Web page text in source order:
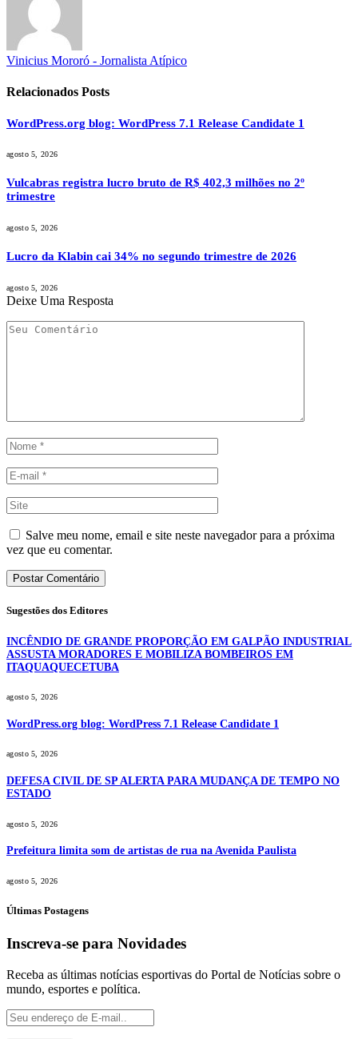
Vinicius Mororó - Jornalista Atípico
Relacionados Posts
WordPress.org blog: WordPress 7.1 Release Candidate 1
agosto 5, 2026
Vulcabras registra lucro bruto de R$ 402,3 milhões no 2º
trimestre
agosto 5, 2026
Lucro da Klabin cai 34% no segundo trimestre de 2026
agosto 5, 2026
Deixe Uma Resposta
Salve meu nome, email e site neste navegador para a próxima
vez que eu comentar.
Sugestões dos Editores
INCÊNDIO DE GRANDE PROPORÇÃO EM GALPÃO INDUSTRIAL
ASSUSTA MORADORES E MOBILIZA BOMBEIROS EM
ITAQUAQUECETUBA
agosto 5, 2026
WordPress.org blog: WordPress 7.1 Release Candidate 1
agosto 5, 2026
DEFESA CIVIL DE SP ALERTA PARA MUDANÇA DE TEMPO NO
ESTADO
agosto 5, 2026
Prefeitura limita som de artistas de rua na Avenida Paulista
agosto 5, 2026
Últimas Postagens
Inscreva-se para Novidades
Receba as últimas notícias esportivas do Portal de Notícias sobre o
mundo, esportes e política.